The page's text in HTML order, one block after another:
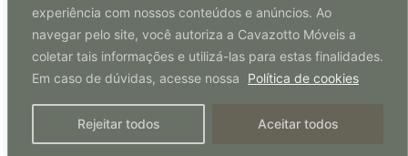
experiência com nossos conteúdos e anúncios. Ao
navegar pelo site, você autoriza a Cavazotto Móveis a
coletar tais informações e utilizá-las para estas finalidades.
Em caso de dúvidas, acesse nossa
Política de cookies
Rejeitar todos Aceitar todos
Rua Florianópolis, 570 | Centro
Coronel Freitas | SC | Brasil
CEP: 89840-000
© Cavazotto Móveis 2026 |Políticas de Cookies